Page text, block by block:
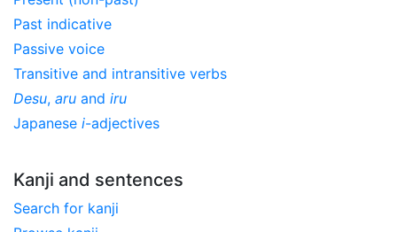
Past indicative
Passive voice
Transitive and intransitive verbs
Desu, aru and iru
Japanese i-adjectives
Kanji and sentences
Search for kanji